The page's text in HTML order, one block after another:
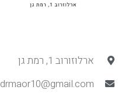
ארלוזורוב 1, רמת גן
drmaor10@gmail.com